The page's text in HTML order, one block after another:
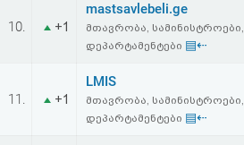
10. +1
mastsavlebeli.ge
მთავრობა, სამინისტროები,
დეპარტამენტები ▤⇠
11. +1
LMIS
მთავრობა, სამინისტროები,
დეპარტამენტები ▤⇠